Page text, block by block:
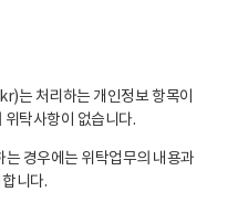
는 처리하는 개인정보 항목이
탁사항이 없습니다.
경우에는 위탁업무의 내용과
니다.